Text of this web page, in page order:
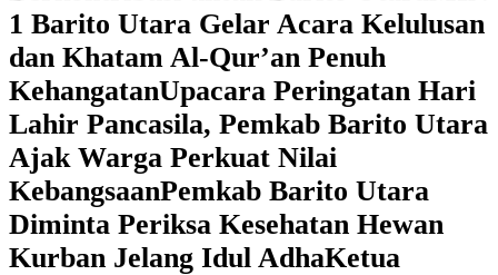
1 Barito Utara Gelar Acara Kelulusan
dan Khatam Al-Qur’an Penuh
KehangatanUpacara Peringatan Hari
Lahir Pancasila, Pemkab Barito Utara
Ajak Warga Perkuat Nilai
KebangsaanPemkab Barito Utara
Diminta Periksa Kesehatan Hewan
Kurban Jelang Idul AdhaKetua